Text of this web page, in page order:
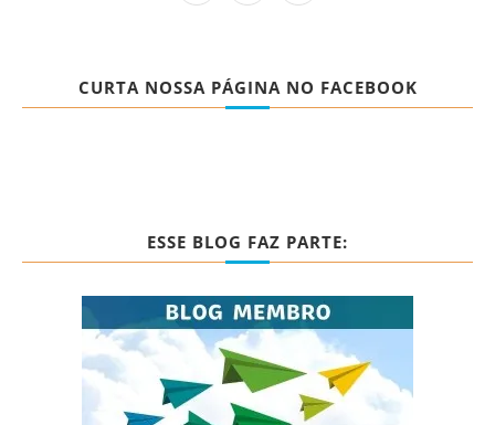
CURTA NOSSA PÁGINA NO FACEBOOK
ESSE BLOG FAZ PARTE: